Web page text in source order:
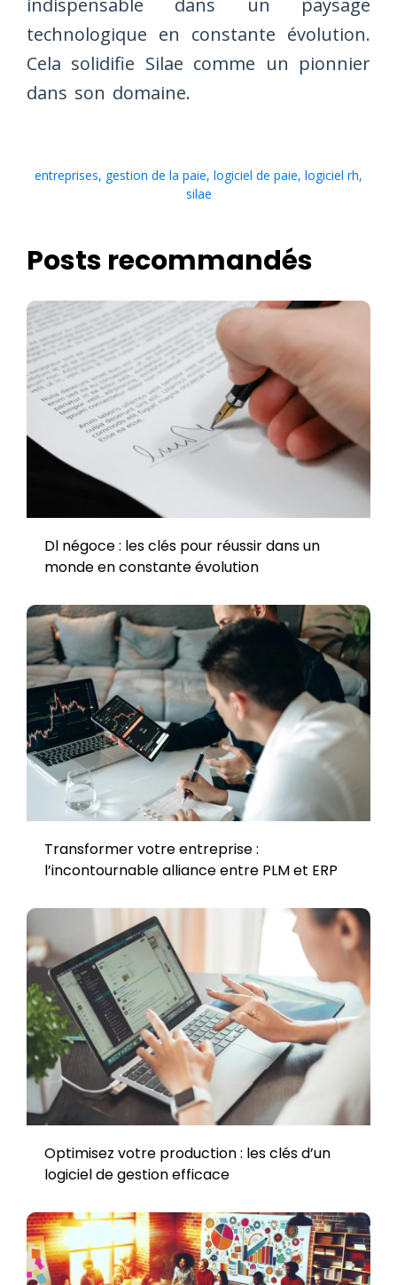
indispensable dans un paysage
technologique en constante évolution.
Cela solidifie Silae comme un pionnier
dans son domaine.
entreprises, gestion de la paie, logiciel de paie, logiciel rh,
silae
Posts recommandés
Dl négoce : les clés pour réussir dans un
monde en constante évolution
Transformer votre entreprise :
l’incontournable alliance entre PLM et ERP
Optimisez votre production : les clés d’un
logiciel de gestion efficace